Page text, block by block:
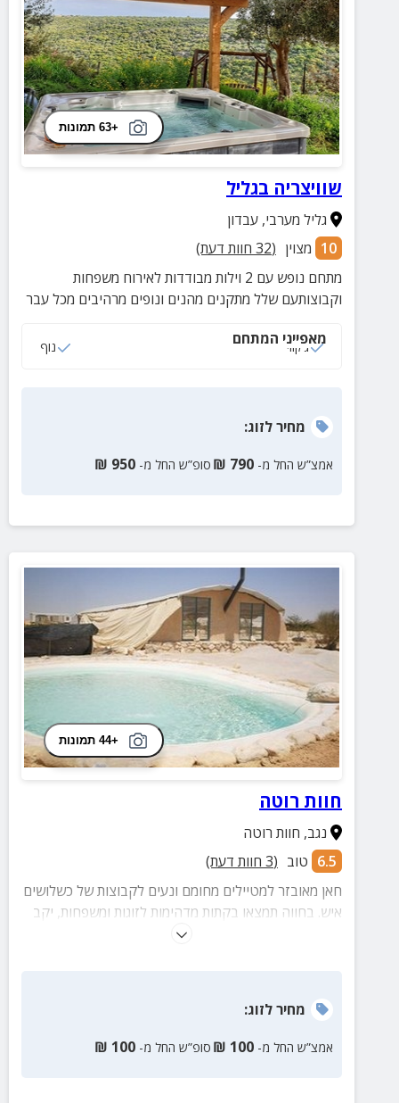
+63 תמונות
שוויצריה בגליל
גליל מערבי,עבדון
10 מצוין (
32 חוות דעת)
מתחם נופש עם 2 וילות מבודדות לאירוח משפחות
וקבוצותעם שלל מתקנים מהנים ונופים מרהיבים מכל עבר
מאפייני המתחם
ג‘קוזי נוף
מחירלזוג:
אמצ”ש החל מ- 790
₪ סופ”ש החל מ- 950
₪
+44 תמונות
חוות רוטה
נגב, חוות רוטה
6.5 טוב (
3 חוות דעת)
חאן מאובזר למטיילים מחומם ונעים לקבוצות של כשלושים
איש. בחווה תמצאו בקתות מדהימות לזוגות ומשפחות, יקב
בוטיק המייצר יינות איכותיים, נוף מדברי ושקיעות מרגשות.
מחירלזוג:
אמצ”ש החל מ- 100
₪ סופ”ש החל מ- 100
₪